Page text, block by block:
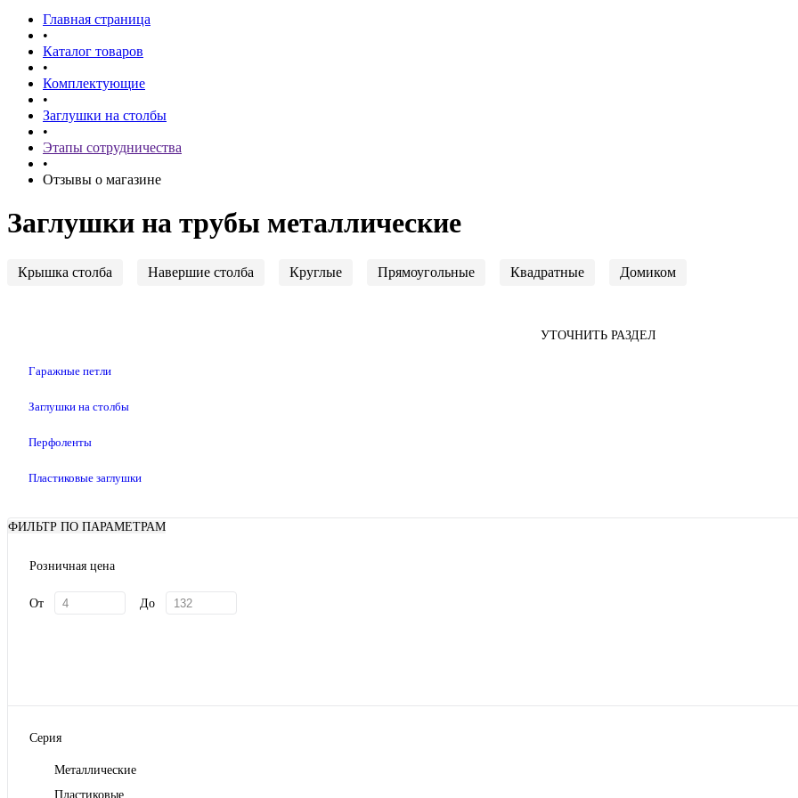
Главная страница
•
Каталог товаров
•
Комплектующие
•
Заглушки на столбы
•
Этапы сотрудничества
•
Отзывы о магазине
Заглушки на трубы металлические
Крышка столба Навершие столба Круглые Прямоугольные Квадратные Домиком
УТОЧНИТЬ РАЗДЕЛ
Гаражные петли
Заглушки на столбы
Перфоленты
Пластиковые заглушки
ФИЛЬТР ПО ПАРАМЕТРАМ
Розничная цена
От До
Серия
Металлические
Пластиковые